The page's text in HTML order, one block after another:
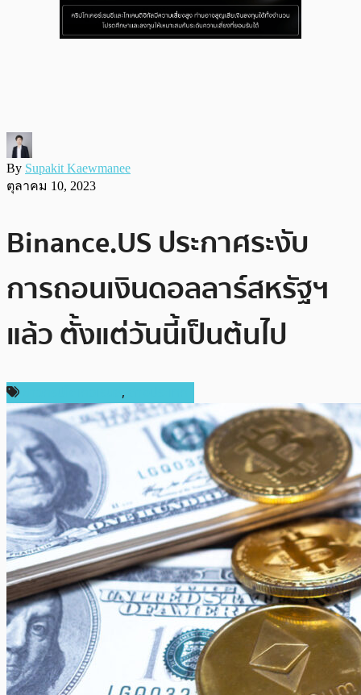
By Supakit Kaewmanee
ตุลาคม 10, 2023
Binance.US ประกาศระงับ
การถอนเงินดอลลาร์สหรัฐฯ
แล้ว ตั้งแต่วันนี้เป็นต้นไป
,